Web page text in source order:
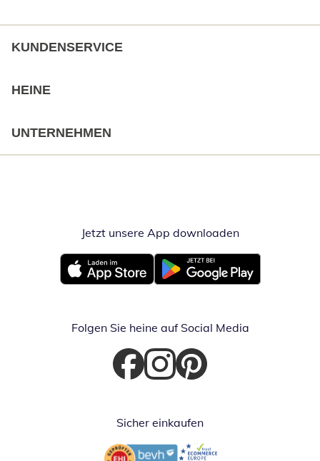
KUNDENSERVICE
HEINE
UNTERNEHMEN
Jetzt unsere App downloadenÖffnet in
Öffnet in neuem FensterÖffnet in neuem Fenster
Folgen Sie heine auf Social Media
Öffnet in neuem Fenster
Öffnet in neuem Fenster
Öffnet in neuem Fenster
Sicher einkaufen